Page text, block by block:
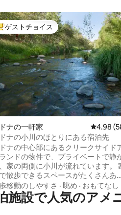
つ星中4.97つ星の平均評価
好評のゲストチョイスです。
ゲストチョイス
ナの一軒家 レビュ
4.98
ナの小川のほとりにある宿泊先
ナの中心部にあるクリークサイド
ンドの物件で、プライベートで静
家の両側に小川が流れています。
散歩できるスペースがたくさんあ
専用ビーチとホットタブを楽しむこ
できますが、セドナのすべてのア
ションに近いです。 夜は開いた窓
移動のしやすさ · 眺め · おもてなし
施設で人気のアメ